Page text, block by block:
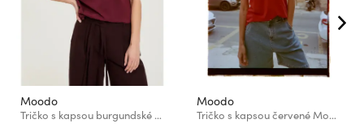
Moodo
Tričko s kapsou burgundské Moodo
Moodo
Tričko s kapsou červené Moodo